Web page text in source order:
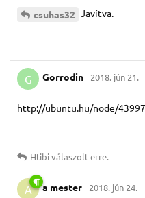
csuhas32 Javítva.
G Gorrodin 2018. jún 21.
http://ubuntu.hu/node/43997
Htibiválaszolt erre.
A a mester 2018. jún 24.